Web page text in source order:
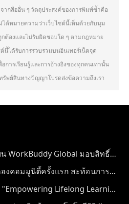
กสื่ออื่น ๆ วัตถุประสงค์ของการพิมพ์ซ้ำคือ
ได้หมายความว่าเว็บไซต์นี้เห็นด้วยกับมุม
ต้องและไม่รับผิดชอบใด ๆ ตามกฎหมาย
นี้ได้รับการรวบรวมบนอินเทอร์เน็ตจุด
การเรียนรู้และการอ้างอิงของทุกคนเท่านั้น
รัพย์สินทางปัญญาโปรดส่งข้อความถึงเรา
น WorkBuddy Global มอบสิทธิ์
ฟรีตลอดเดือนสิงหาคม
องคอมมูนิตี้ครั้งแรก สะท้อนการ
เทศไทย
Lifelong Learning